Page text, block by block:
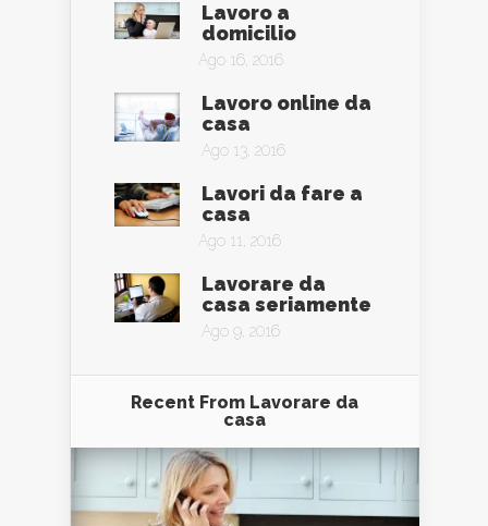
Lavoro a
domicilio
Ago 16, 2016
Lavoro online da
casa
Ago 13, 2016
Lavori da fare a
casa
Ago 11, 2016
Lavorare da
casa seriamente
Ago 9, 2016
Recent From Lavorare da
casa